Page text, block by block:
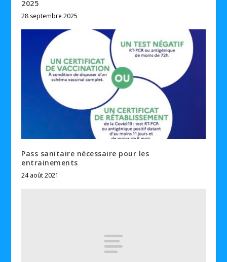
2025
28 septembre 2025
Pass sanitaire nécessaire pour les
entrainements
24 août 2021